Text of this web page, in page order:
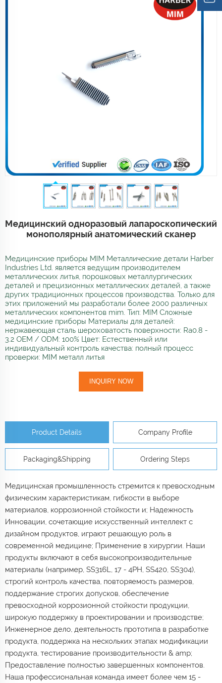
Медицинский одноразовый лапароскопический
монополярный анатомический сканер
Медицинские приборы MIM Металлические детали Harber
Industries Ltd. является ведущим производителем
металлических литья, порошковых металлургических
деталей и прецизионных металлических деталей, а также
других традиционных процессов производства. Только для
этих приложений мы разработали более 2000 различных
металлических компонентов mim. Тип: MIM Сложные
медицинские приборы Материалы для деталей:
нержавеющая сталь шероховатость поверхности: Ra0.8 -
3.2 OEM / ODM: 100% Цвет: Естественный или
индивидуальный контроль качества: полный процесс
проверки: MIM металл литья
INQUIRY NOW
Product Details Company Profile
Packaging&Shipping Ordering Steps
Медицинская промышленность стремится к превосходным
физическим характеристикам, гибкости в выборе
материалов, коррозионной стойкости и; Надежность
Инновации, сочетающие искусственный интеллект с
дизайном продуктов, играют решающую роль в
современной медицине; Применение в хирургии. Наши
продукты включают в себя высокопроизводительные
материалы (например, SS316L, 17 - 4PH, SS420, SS304),
строгий контроль качества, повторяемость размеров,
поддержание строгих допусков, обеспечение
превосходной коррозионной стойкости продукции,
широкую поддержку в проектировании и производстве;
Инженерное дело, деятельность прототипа в разработке
продукта, поддержка на нескольких этапах модификации
продукта, тестирование производительности & amp;
Предоставление полностью завершенных компонентов.
Наша профессиональная команда имеет более чем 15 -